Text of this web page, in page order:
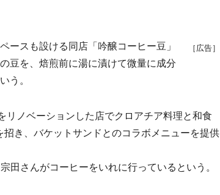
［広告］
スも設ける同店「吟醸コーヒー豆」
豆を、焙煎前に湯に漬けて微量に成分
う。
ノベーションした店でクロアチア料理と和食
き、バケットサンドとのコラボメニューを提供
田さんがコーヒーをいれに行っているという。